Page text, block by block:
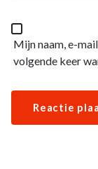
Mijn naam, e-
volgende keer